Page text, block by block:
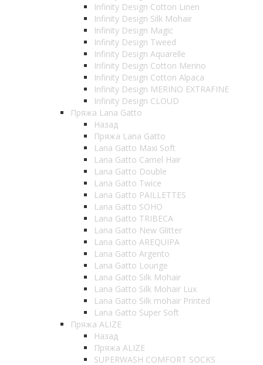
Infinity Design Cotton Linen
Infinity Design Silk Mohair
Infinity Design Magic
Infinity Design Tweed
Infinity Design Aquarelle
Infinity Design Cotton Merino
Infinity Design Cotton Alpaca
Infinity Design MERINO EXTRAFINE
Infinity Design CLOUD
Пряжа Lana Gatto
Назад
Пряжа Lana Gatto
Lana Gatto Maxi Soft
Lana Gatto Camel Hair
Lana Gatto Double
Lana Gatto Twice
Lana Gatto PAILLETTES
Lana Gatto SOHO
Lana Gatto TRIBECA
Lana Gatto New Glitter
Lana Gatto AREQUIPA
Lana Gatto Argento
Lana Gatto Lounge
Lana Gatto Silk Mohair
Lana Gatto Silk Mohair Lux
Lana Gatto Silk mohair Printed
Lana Gatto Super Soft
Пряжа ALIZE
Назад
Пряжа ALIZE
SUPERWASH COMFORT SOCKS